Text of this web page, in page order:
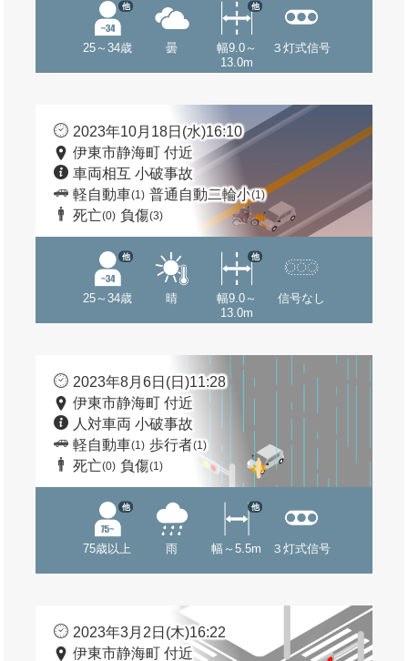
25～34歳
他
曇
幅9.0～
13.0m
他
３灯式信号
2023年10月18日(水)16:10
伊東市静海町 付近
車両相互 小破事故
軽自動車(1) 普通自動二輪小(1)
死亡(0) 負傷(3)
25～34歳
他
晴
幅9.0～
13.0m
他
信号なし
2023年8月6日(日)11:28
伊東市静海町 付近
人対車両 小破事故
軽自動車(1) 歩行者(1)
死亡(0) 負傷(1)
75歳以上
他
雨 幅～5.5m
他
３灯式信号
2023年3月2日(木)16:22
伊東市静海町 付近